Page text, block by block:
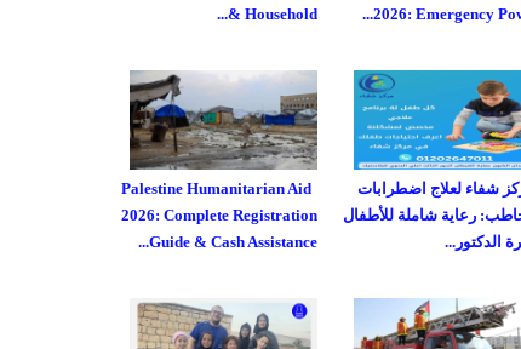
& Household...
2026: Emergency
Palestine Humanitarian Aid
2026: Complete Registration
Guide & Cash Assistance...
شفاء لعلاج اضطرابات
رعاية شاملة للأطفال
الدكتور...